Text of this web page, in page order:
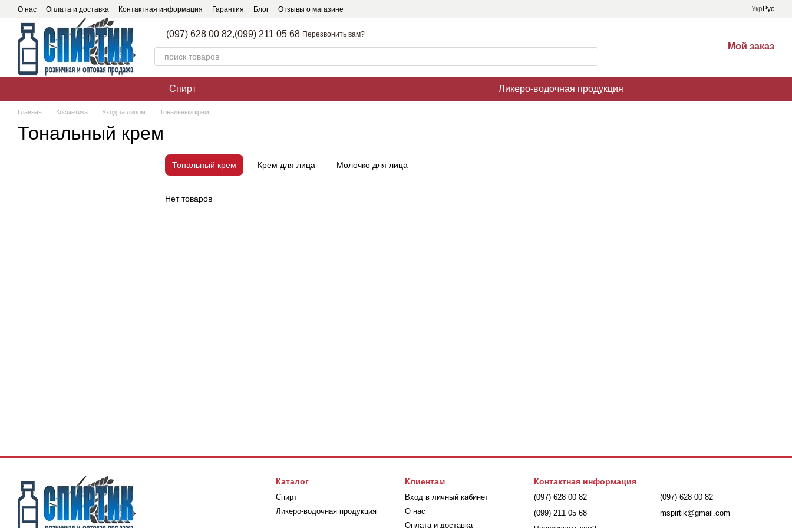
Перейти к основному контенту
О нас Оплата и доставка Контактная информация Гарантия Блог Отзывы о магазине Укр Рус
(097) 628 00 82,(099) 211 05 68 Перезвонить вам?
Мой заказ
Спирт Ликеро-водочная продукция
Главная Косметика Уход за лицом Тональный крем
Тональный крем
Тональный крем Крем для лица Молочко для лица
Нет товаров
Каталог
Спирт
Ликеро-водочная продукция
Клиентам
Вход в личный кабинет
О нас
Оплата и доставка
Контактная информация
(097) 628 00 82
(099) 211 05 68
(097) 628 00 82
mspirtik@gmail.com